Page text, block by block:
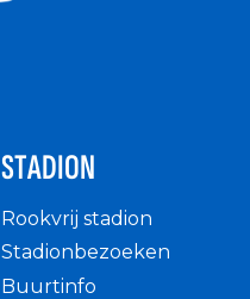
STADION
Rookvrij stadion
Stadionbezoeken
Buurtinfo